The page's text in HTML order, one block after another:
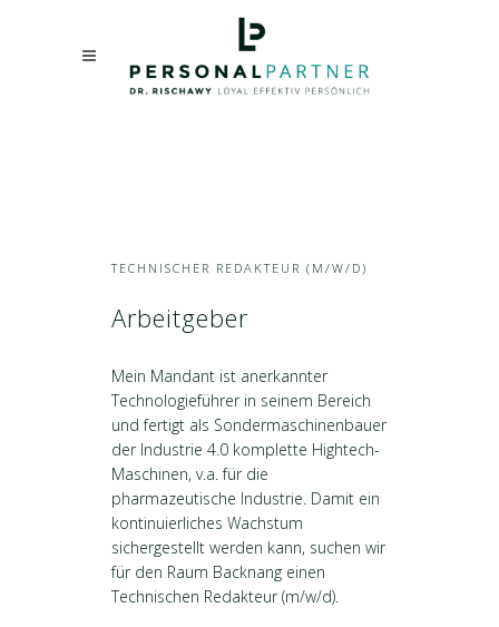
TECHNISCHER REDAKTEUR (M/W/D)
Arbeitgeber
Mein Mandant ist anerkannter
Technologieführer in seinem Bereich
und fertigt als Sondermaschinenbauer
der Industrie 4.0 komplette Hightech-
Maschinen, v.a. für die
pharmazeutische Industrie. Damit ein
kontinuierliches Wachstum
sichergestellt werden kann, suchen wir
für den Raum Backnang einen
Technischen Redakteur (m/w/d).